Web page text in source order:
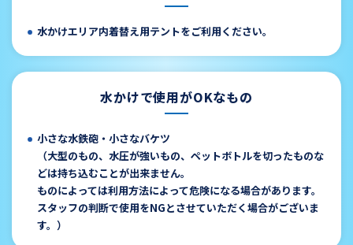
水かけエリア内着替え用テントをご利用ください。
水かけで使用がOKなもの
小さな水鉄砲・小さなバケツ
（大型のもの、水圧が強いもの、ペットボトルを切ったものな
どは持ち込むことが出来ません。
ものによっては利用方法によって危険になる場合があります。
スタッフの判断で使用をNGとさせていただく場合がございま
す。）